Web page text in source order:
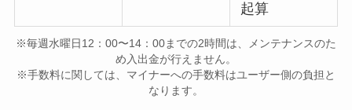
起算
※毎週水曜日12：00〜14：00までの2時間は、メンテナンスのた
め入出金が行えません。
※手数料に関しては、マイナーへの手数料はユーザー側の負担と
なります。